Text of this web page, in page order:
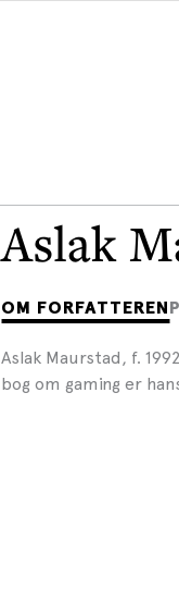
Aslak
OM FORFATTEREN
Aslak Maurstad, f.
bog om gaming er